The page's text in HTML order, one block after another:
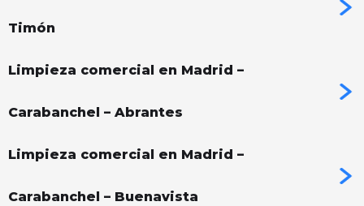
Timón
Limpieza comercial en Madrid –
Carabanchel – Abrantes
Limpieza comercial en Madrid –
Carabanchel – Buenavista